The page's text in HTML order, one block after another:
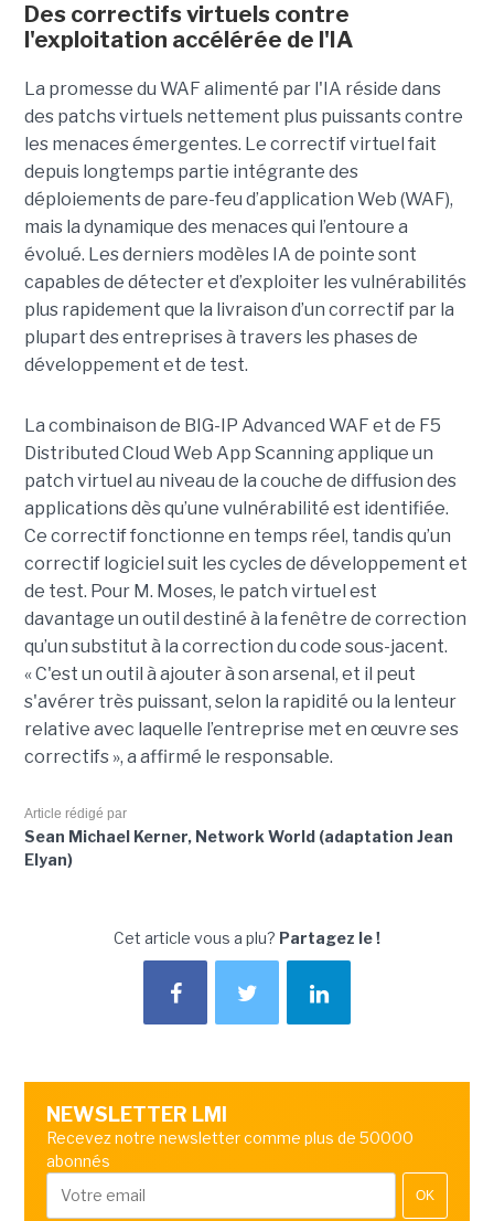
Des correctifs virtuels contre
l'exploitation accélérée de l'IA
La promesse du WAF alimenté par l'IA réside dans
des patchs virtuels nettement plus puissants contre
les menaces émergentes. Le correctif virtuel fait
depuis longtemps partie intégrante des
déploiements de pare-feu d’application Web (WAF),
mais la dynamique des menaces qui l’entoure a
évolué. Les derniers modèles IA de pointe sont
capables de détecter et d’exploiter les vulnérabilités
plus rapidement que la livraison d’un correctif par la
plupart des entreprises à travers les phases de
développement et de test.
La combinaison de BIG-IP Advanced WAF et de F5
Distributed Cloud Web App Scanning applique un
patch virtuel au niveau de la couche de diffusion des
applications dès qu’une vulnérabilité est identifiée.
Ce correctif fonctionne en temps réel, tandis qu’un
correctif logiciel suit les cycles de développement et
de test. Pour M. Moses, le patch virtuel est
davantage un outil destiné à la fenêtre de correction
qu’un substitut à la correction du code sous-jacent.
« C'est un outil à ajouter à son arsenal, et il peut
s'avérer très puissant, selon la rapidité ou la lenteur
relative avec laquelle l’entreprise met en œuvre ses
correctifs », a affirmé le responsable.
Article rédigé par
Sean Michael Kerner, Network World (adaptation Jean
Elyan)
Cet article vous a plu? Partagez le !
NEWSLETTER LMI
Recevez notre newsletter comme plus de 50000
abonnés
OK